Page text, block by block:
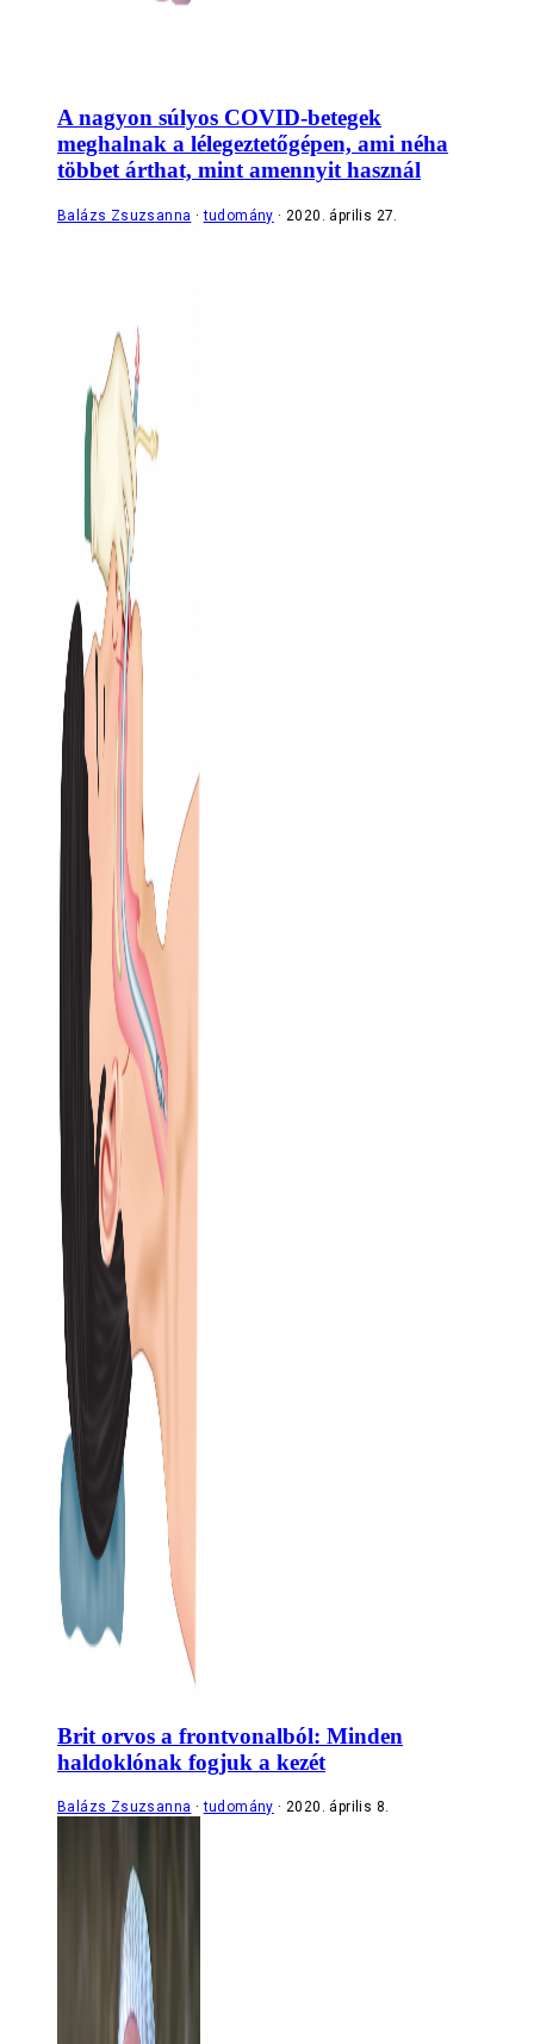
A nagyon súlyos COVID-betegek
meghalnak a lélegeztetőgépen, ami néha
többet árthat, mint amennyit használ
Balázs Zsuzsanna tudomány 2020. április 27.
Brit orvos a frontvonalból: Minden
haldoklónak fogjuk a kezét
Balázs Zsuzsanna tudomány 2020. április 8.